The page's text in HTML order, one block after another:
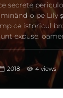
secrete
o pe Lily
ce istoricul
expuse,
2018 4 views